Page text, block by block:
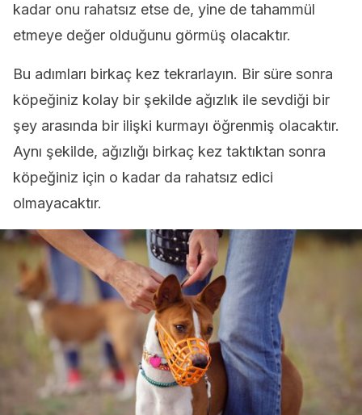
kadar onu rahatsız etse de, yine de tahammül
etmeye değer olduğunu görmüş olacaktır.
Bu adımları birkaç kez tekrarlayın. Bir süre sonra
köpeğiniz kolay bir şekilde ağızlık ile sevdiği bir
şey arasında bir ilişki kurmayı öğrenmiş olacaktır.
Aynı şekilde, ağızlığı birkaç kez taktıktan sonra
köpeğiniz için o kadar da rahatsız edici
olmayacaktır.